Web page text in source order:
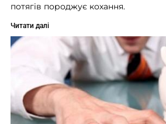
потягів породжує кохання.
Читати далі